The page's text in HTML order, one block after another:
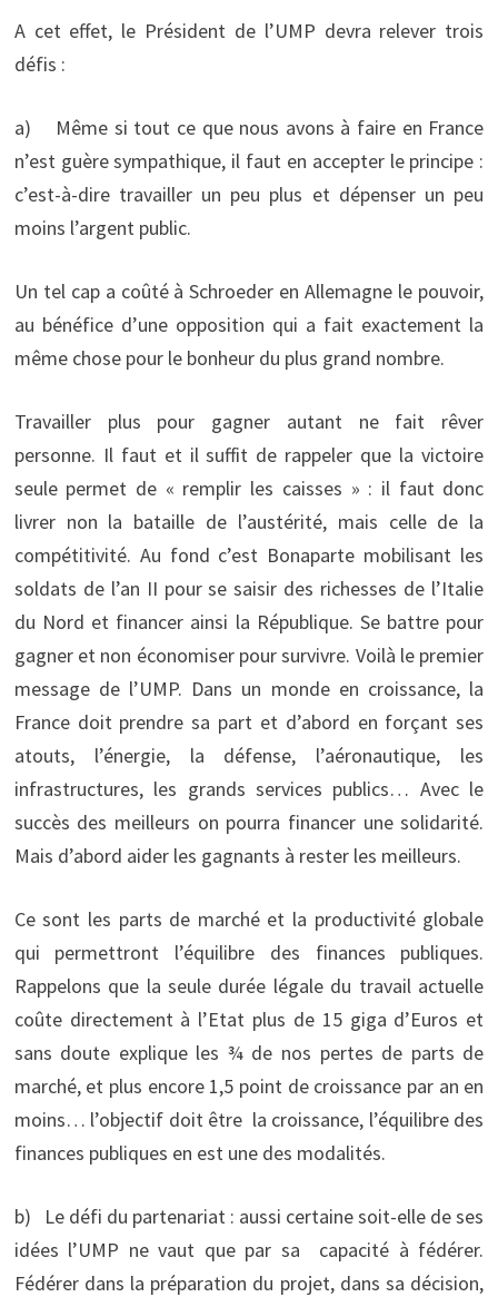
A cet effet, le Président de l’UMP devra relever trois
défis :
a) Même si tout ce que nous avons à faire en France
n’est guère sympathique, il faut en accepter le principe :
c’est-à-dire travailler un peu plus et dépenser un peu
moins l’argent public.
Un tel cap a coûté à Schroeder en Allemagne le pouvoir,
au bénéfice d’une opposition qui a fait exactement la
même chose pour le bonheur du plus grand nombre.
Travailler plus pour gagner autant ne fait rêver
personne. Il faut et il suffit de rappeler que la victoire
seule permet de « remplir les caisses » : il faut donc
livrer non la bataille de l’austérité, mais celle de la
compétitivité. Au fond c’est Bonaparte mobilisant les
soldats de l’an II pour se saisir des richesses de l’Italie
du Nord et financer ainsi la République. Se battre pour
gagner et non économiser pour survivre. Voilà le premier
message de l’UMP. Dans un monde en croissance, la
France doit prendre sa part et d’abord en forçant ses
atouts, l’énergie, la défense, l’aéronautique, les
infrastructures, les grands services publics… Avec le
succès des meilleurs on pourra financer une solidarité.
Mais d’abord aider les gagnants à rester les meilleurs.
Ce sont les parts de marché et la productivité globale
qui permettront l’équilibre des finances publiques.
Rappelons que la seule durée légale du travail actuelle
coûte directement à l’Etat plus de 15 giga d’Euros et
sans doute explique les ¾ de nos pertes de parts de
marché, et plus encore 1,5 point de croissance par an en
moins… l’objectif doit être la croissance, l’équilibre des
finances publiques en est une des modalités.
b) Le défi du partenariat : aussi certaine soit-elle de ses
idées l’UMP ne vaut que par sa capacité à fédérer.
Fédérer dans la préparation du projet, dans sa décision,